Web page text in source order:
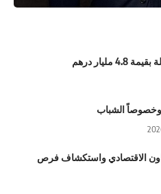
وخصوصاً الشباب
الاقتصادي واستكشاف فرص